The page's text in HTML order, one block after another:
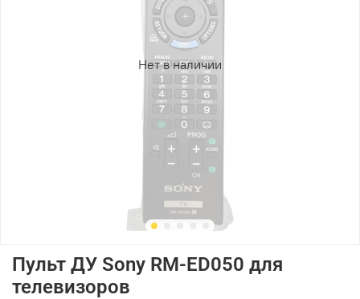
Нет в наличии
Пульт ДУ Sony RM-ED050 для
телевизоров